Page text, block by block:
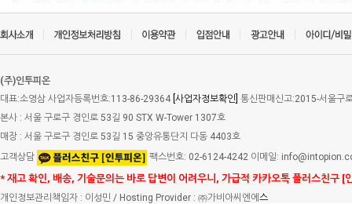
(주)인투피온
대표:소영삼 사업자등록번호:113-86-29364 [사업자정보확인] 통신판매신고:2015-서울구
본사 : 서울 구로구 경인로 53길 90 STX W-Tower 1307호
매장 : 서울 구로구 경인로 53길 15 중앙유통단지 다동 4403호
고객상담
팩스번호: 02-6124-4242 이메일:
* 재고 확인, 배송, 기술문의는 바로 답변이 어려우니, 가급적 카카오톡 플러스친구 [
개인정보관리책임자 : 이성민 / Hosting Provider : ㈜가비아씨엔에 스